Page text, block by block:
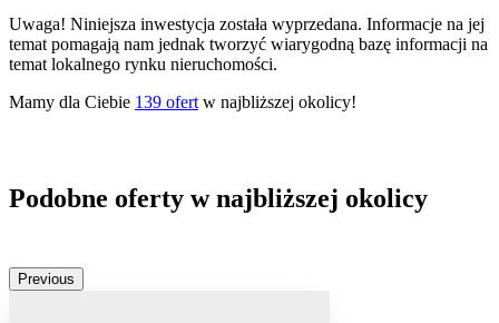
Uwaga! Niniejsza inwestycja została wyprzedana. Informacje na jej
temat pomagają nam jednak tworzyć wiarygodną bazę informacji na
temat lokalnego rynku nieruchomości.
Mamy dla Ciebie 139 ofert w najbliższej okolicy!
Podobne oferty w najbliższej okolicy
Previous